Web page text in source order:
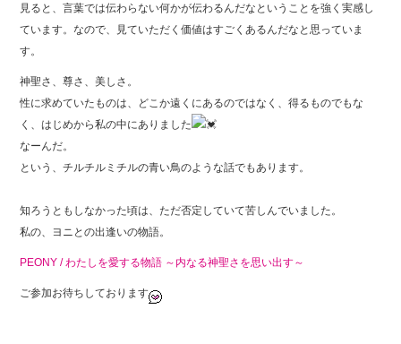
見ると、言葉では伝わらない何かが伝わるんだなということを強く実感し
ています。なので、見ていただく価値はすごくあるんだなと思っていま
す。
神聖さ、尊さ、美しさ。
性に求めていたものは、どこか遠くにあるのではなく、得るものでもな
く、はじめから私の中にありました
なーんだ。
という、チルチルミチルの青い鳥のような話でもあります。
知ろうともしなかった頃は、ただ否定していて苦しんでいました。
私の、ヨニとの出逢いの物語。
PEONY / わたしを愛する物語 ～内なる神聖さを思い出す～
ご参加お待ちしております